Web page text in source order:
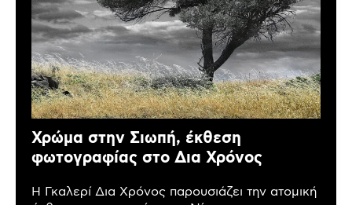
Χρώμα στην Σιωπή, έκθεση
φωτογραφίας στο Δια Χρόνος
Η Γκαλερί Δια Χρόνος παρουσιάζει την ατομική